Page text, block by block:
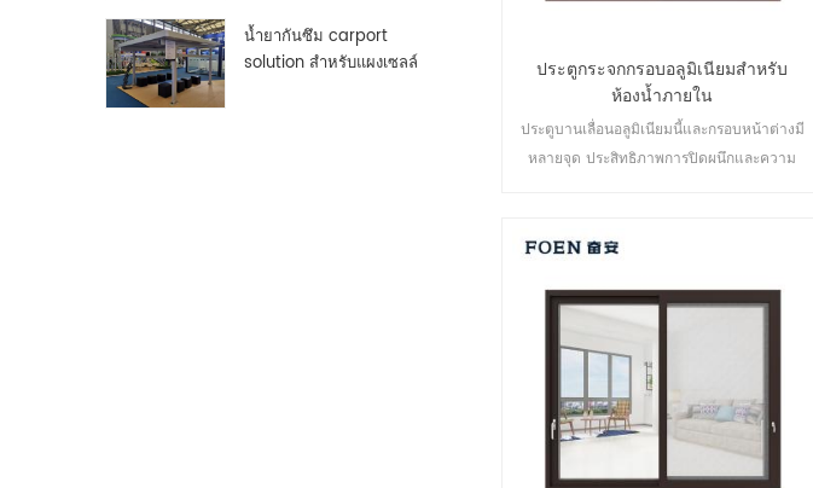
น้ำยากันซึม carport
solution สำหรับแผงเซลล์
ประตูกระจกกรอบอลูมิเนียมสำหรับ
ห้องน้ำภายใน
ประตูบานเลื่อนอลูมิเนียมนี้และกรอบหน้าต่างมี
หลายจุด ประสิทธิภาพการปิดผนึกและความ
สถาปัตยกรรมที่แตกต่างกัน